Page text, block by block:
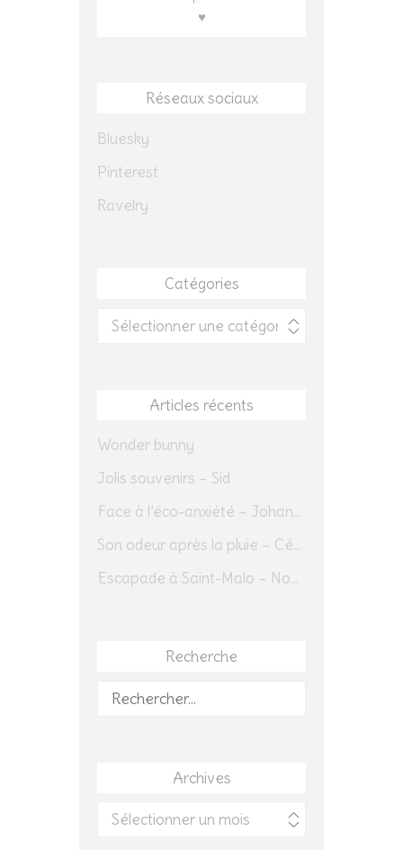
♥
Réseaux sociaux
Bluesky
Pinterest
Ravelry
Catégories
Catégories
Articles récents
Wonder bunny
Jolis souvenirs – Sid
Face à l’éco-anxiété – Johannes Herrmann
Son odeur après la pluie – Cédric Sapin-Defour
Escapade à Saint-Malo – Novembre 2025 – Jour 1
Recherche
Rechercher :
Archives
Archives